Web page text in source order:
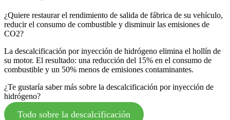
¿Quiere restaurar el rendimiento de salida de fábrica de su vehículo,
reducir el consumo de combustible y disminuir las emisiones de
CO2?
La descalcificación por inyección de hidrógeno elimina el hollín de
su motor. El resultado: una reducción del 15% en el consumo de
combustible y un 50% menos de emisiones contaminantes.
¿Te gustaría saber más sobre la descalcificación por inyección de
hidrógeno?
Todo sobre la descalcificación